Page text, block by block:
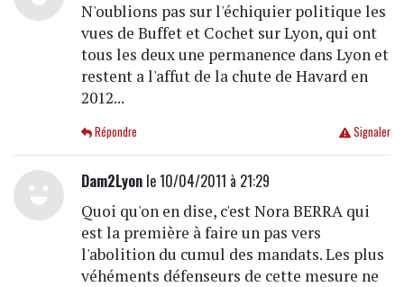
N'oublions pas sur l'échiquier politique les
vues de Buffet et Cochet sur Lyon, qui ont
tous les deux une permanence dans Lyon et
restent a l'affut de la chute de Havard en
2012...
Signaler
Répondre
Dam2Lyonle 10/04/2011 à 21:29
Quoi qu'on en dise, c'est Nora BERRA qui
est la première à faire un pas vers
l'abolition du cumul des mandats. Les plus
véhéments défenseurs de cette mesure ne